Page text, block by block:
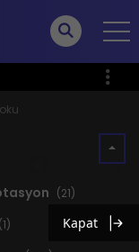
(21)
(1) Kapat